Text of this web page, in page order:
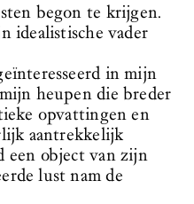
begon te krijgen.
idealistische vader
in mijn
heupen die breder
opvattingen en
aantrekkelijk
een object van zijn
lust nam de